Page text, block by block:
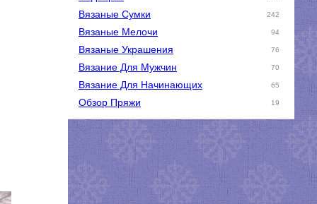
Вязаные Сумки 242
Вязаные Мелочи 94
Вязаные Украшения 76
Вязание Для Мужчин 70
Вязание Для Начинающих 65
Обзор Пряжи 19